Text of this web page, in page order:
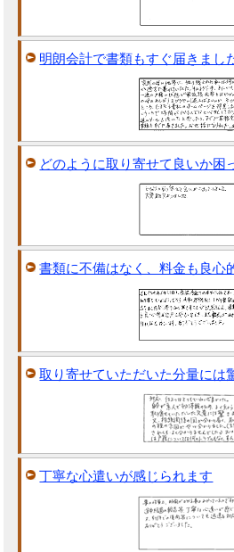
明朗会計で書類もすぐ届きまし
どのように取り寄せて良いか困
書類に不備はなく、料金も良心
取り寄せていただいた分量には
丁寧な心遣いが感じられます